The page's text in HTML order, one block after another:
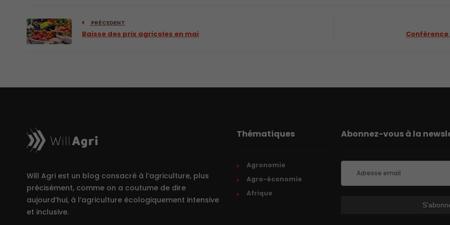
PRÉCEDENT
Baisse des prix agricoles en mai
Will Agri est un blog consacré à l’agriculture, plus
précisément, comme on a coutume de dire
aujourd’hui, à l’agriculture écologiquement intensive
et inclusive.
Thématiques
Agronomie
Agro-économie
Afrique
Abonnez-vous à la